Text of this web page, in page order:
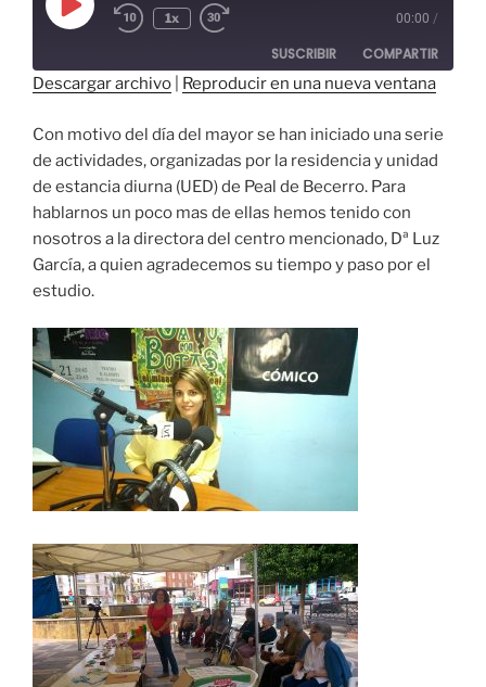
Reproducir
episodio
1x 00:00 /
SUSCRIBIR COMPARTIR
FEED RSS
ENLACE
INCRUST
AR
Descargar archivo Reproducir en una nueva ventana
Con motivo del día del mayor se han iniciado una serie
de actividades, organizadas por la residencia y unidad
de estancia diurna (UED) de Peal de Becerro. Para
hablarnos un poco mas de ellas hemos tenido con
nosotros a la directora del centro mencionado, Dª Luz
García, a quien agradecemos su tiempo y paso por el
estudio.